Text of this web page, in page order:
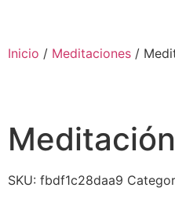
Inicio / Meditaciones /
SKU: fbdf1c28daa9